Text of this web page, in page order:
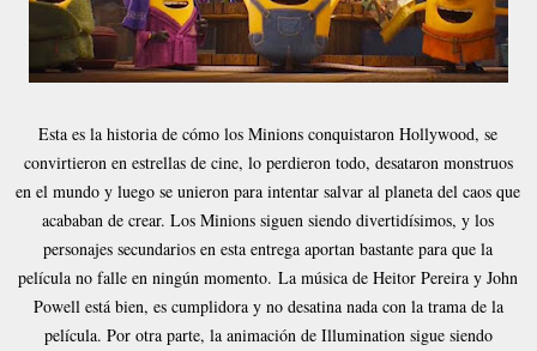
Esta es la historia de cómo los Minions conquistaron Hollywood, se
convirtieron en estrellas de cine, lo perdieron todo, desataron monstruos
en el mundo y luego se unieron para intentar salvar al planeta del caos que
acababan de crear. Los Minions siguen siendo divertidísimos, y los
personajes secundarios en esta entrega aportan bastante para que la
película no falle en ningún momento.La música de Heitor Pereira y John
Powell está bien, es cumplidora y no desatina nada con la trama de la
película. Por otra parte, la animación de Illumination sigue siendo